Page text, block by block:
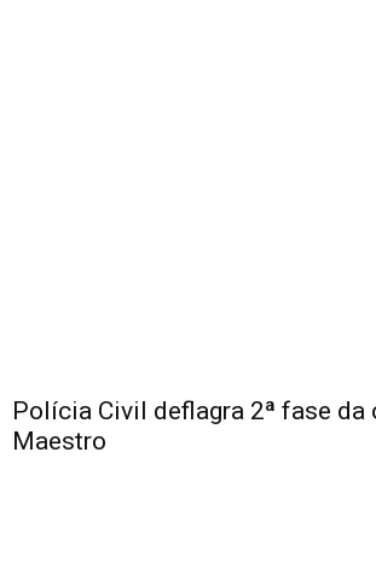
Polícia Civil deflagra 2ª fase da
Maestro